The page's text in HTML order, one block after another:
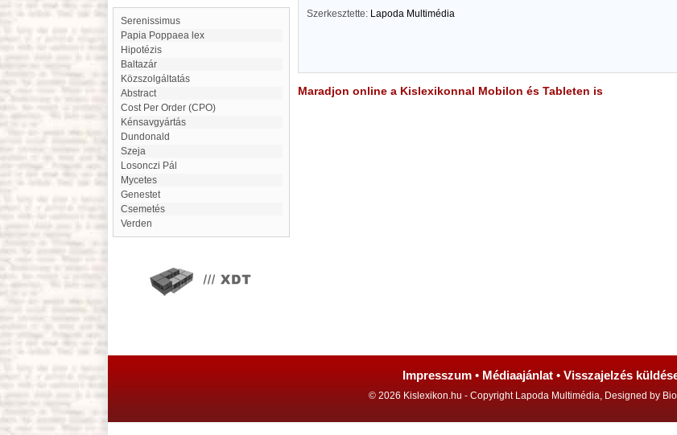
Serenissimus
Papia Poppaea lex
hipotézis
Baltazár
Közszolgáltatás
Abstract
Cost Per Order (CPO)
Kénsavgyártás
Dundonald
Szeja
Losonczi Pál
Mycetes
Genestet
Csemetés
Verden
Szerkesztette: Lapoda Multimédia
Maradjon online a Kislexikonnal Mobilon és Tableten is
Impresszum • Médiaajánlat • Visszajelzés
© 2026 Kislexikon.hu - Copyright Lapoda Multimédia, Designed by